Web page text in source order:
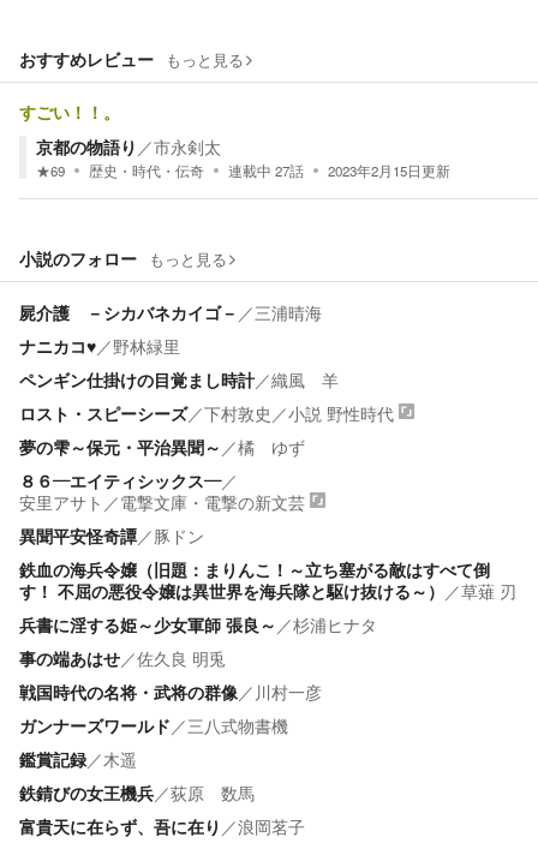
おすすめレビュー もっと見る
すごい！！。
京都の物語り ／市永剣太
★69 歴史・時代・伝奇 連載中 27話 2023年2月15日更新
小説のフォロー もっと見る
屍介護 －シカバネカイゴ－ ／三浦晴海
ナニカコ♥️／野林緑里
ペンギン仕掛けの目覚まし時計／織風 羊
ロスト・スピーシーズ／下村敦史 ／小説 野性時代
夢の雫～保元・平治異聞～ ／橘 ゆず
８６―エイティシックス―／
安里アサト ／電撃文庫・電撃の新文芸
異聞平安怪奇譚／豚ドン
鉄血の海兵令嬢（旧題：まりんこ！～立ち塞がる敵はすべて倒
す！ 不屈の悪役令嬢は異世界を海兵隊と駆け抜ける～） ／草薙 刃
兵書に淫する姫～少女軍師 張良～ ／杉浦ヒナタ
事の端あはせ／佐久良 明兎
戦国時代の名将・武将の群像／ 川村一彦
ガンナーズワールド／三八式物書機
鑑賞記録／木遥
鉄錆びの女王機兵／荻原 数馬
富貴天に在らず、吾に在り ／浪岡茗子